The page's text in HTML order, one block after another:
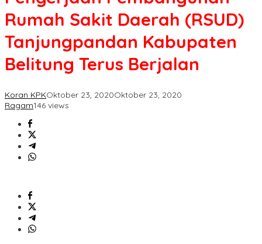
(RSUD)
Kabupaten
Terus
Rumah Sakit Daerah (RSUD)
Tanjungpandan Kabupaten
Belitung Terus Berjalan
Koran KPKOktober 23, 2020Oktober 23, 2020
Ragam146 views